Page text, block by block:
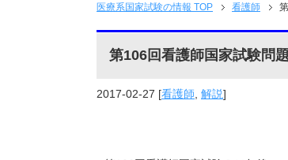
医療系国家試験の情報 TOP 看護師
第106回看護師国家試験問
2017-02-27 [看護師 解説]